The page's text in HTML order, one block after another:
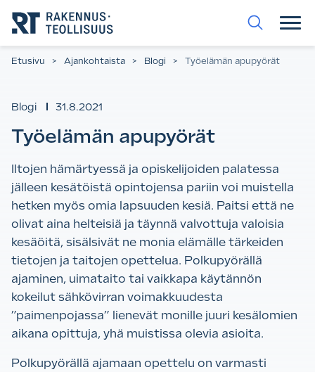
suoraan
sisältöön.
Etusivu > Ajankohtaista > Blogi > Työelämän apupyörät
Blogi 31.8.2021
Työelämän apupyörät
Iltojen hämärtyessä ja opiskelijoiden palatessa
jälleen kesätöistä opintojensa pariin voi muistella
hetken myös omia lapsuuden kesiä. Paitsi että ne
olivat aina helteisiä ja täynnä valvottuja valoisia
kesäöitä, sisälsivät ne monia elämälle tärkeiden
tietojen ja taitojen opettelua. Polkupyörällä
ajaminen, uimataito tai vaikkapa käytännön
kokeilut sähkövirran voimakkuudesta
”paimenpojassa” lienevät monille juuri kesälomien
aikana opittuja, yhä muistissa olevia asioita.
Polkupyörällä ajamaan opettelu on varmasti